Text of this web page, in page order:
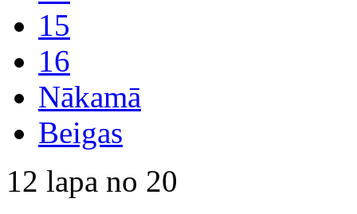
15
16
Nākamā
Beigas
12 lapa no 20